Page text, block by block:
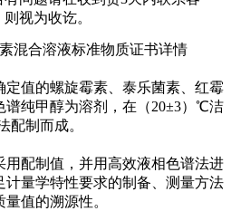
视为收讫。
混合溶液标准物质证书详情
值的螺旋霉素、泰乐菌素、红霉
谱纯甲醇为溶剂，在（20±3）℃洁
配制而成。
配制值，并用高效液相色谱法进
量学特性要求的制备、测量方法
值的溯源性。